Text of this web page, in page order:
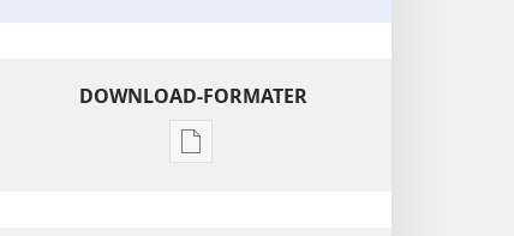
DOWNLOAD-FORMATER
Indstillinger